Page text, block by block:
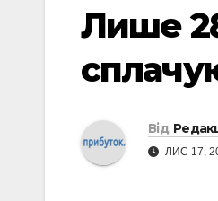
Лише
Від
ЛИС 17,